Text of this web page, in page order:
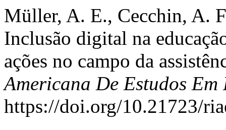
Müller, A. E., Cecchin, A.
Inclusão digital na
ações no campo da
Americana De Estudos Em
https://doi.org/10.21723/